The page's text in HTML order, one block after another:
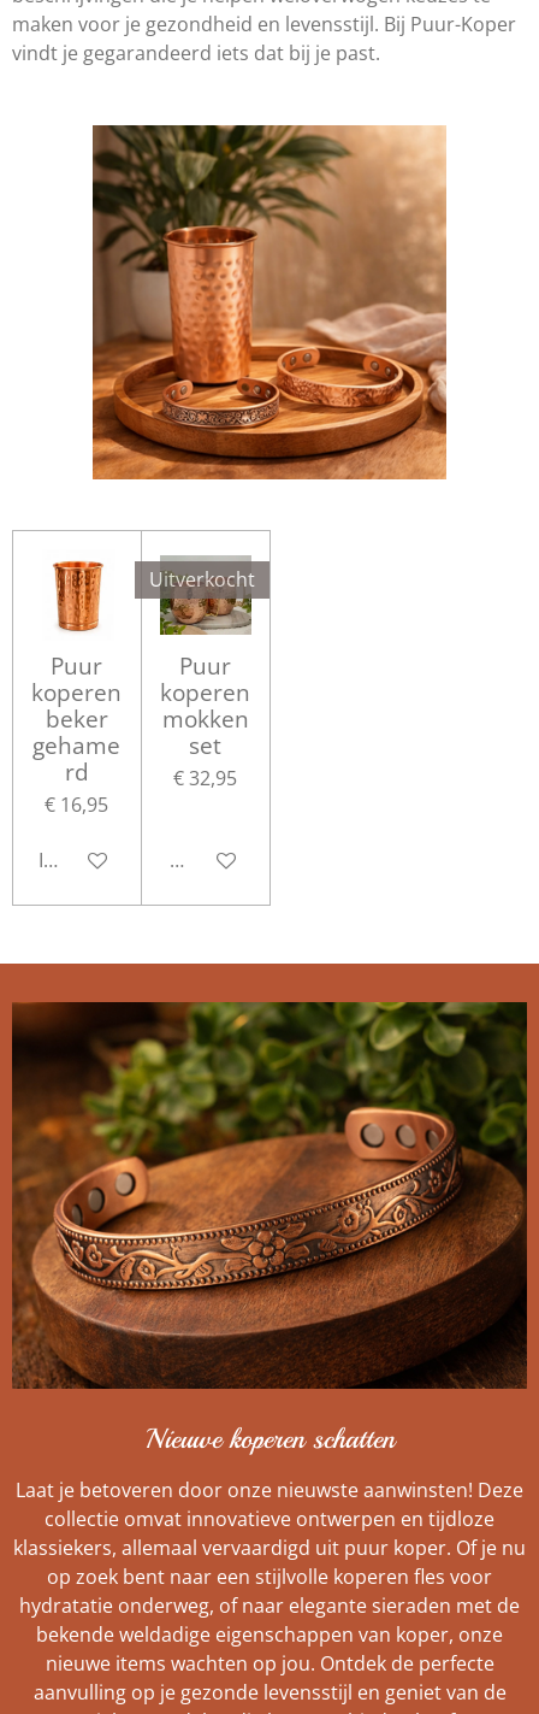
maken voor je gezondheid en levensstijl. Bij Puur-Koper
vindt je gegarandeerd iets dat bij je past.
Puur
koperen
beker
gehame
rd
€ 16,95
In winkelwagen
Uitverkocht
Puur
koperen
mokken
set
€ 32,95
Houd mij op de hoogte
Nieuwe koperen schatten
Laat je betoveren door onze nieuwste aanwinsten! Deze
collectie omvat innovatieve ontwerpen en tijdloze
klassiekers, allemaal vervaardigd uit puur koper. Of je nu
op zoek bent naar een stijlvolle koperen fles voor
hydratatie onderweg, of naar elegante sieraden met de
bekende weldadige eigenschappen van koper, onze
nieuwe items wachten op jou. Ontdek de perfecte
aanvulling op je gezonde levensstijl en geniet van de